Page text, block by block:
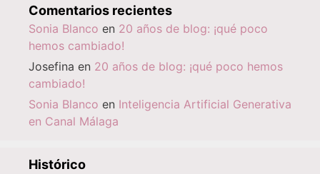
Comentarios recientes
Sonia Blanco en 20 años de blog: ¡qué poco
hemos cambiado!
Josefina en 20 años de blog: ¡qué poco hemos
cambiado!
Sonia Blanco en Inteligencia Artificial Generativa
en Canal Málaga
Histórico